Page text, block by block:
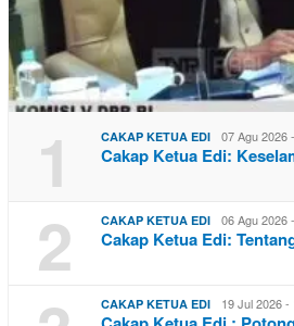
1 CAKAP KETUA EDI 07 Agu 2026
Cakap Ketua Edi:
2 CAKAP KETUA EDI 06 Agu 2026
Cakap Ketua Edi:
CAKAP KETUA EDI 19 Jul 2026 -